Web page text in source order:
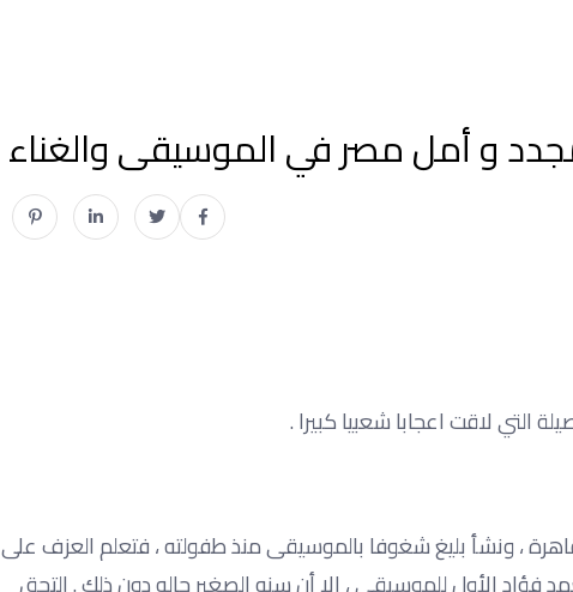
و أمل مصر في الموسيقى والغناء
التي لاقت اعجابا شعبيا كبيرا .
1931 في حي شبرا بمدينة القاهرة ، ونشأ بليغ شغوفا بالموسيقى منذ طفولته ، فتعلم العزف على